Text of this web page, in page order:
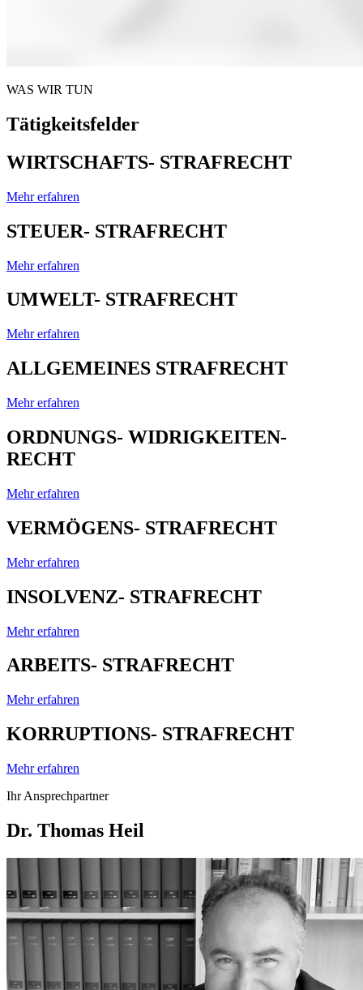
WAS WIR TUN
Tätigkeitsfelder
WIRTSCHAFTS- STRAFRECHT
Mehr erfahren
STEUER- STRAFRECHT
Mehr erfahren
UMWELT- STRAFRECHT
Mehr erfahren
ALLGEMEINES STRAFRECHT
Mehr erfahren
ORDNUNGS- WIDRIGKEITEN-
RECHT
Mehr erfahren
VERMÖGENS- STRAFRECHT
Mehr erfahren
INSOLVENZ- STRAFRECHT
Mehr erfahren
ARBEITS- STRAFRECHT
Mehr erfahren
KORRUPTIONS- STRAFRECHT
Mehr erfahren
Ihr Ansprechpartner
Dr. Thomas Heil